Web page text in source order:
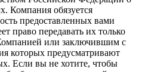
Компания обязуется
предоставленных вами
право передавать их только
или заключившим с
которых предусматривают
Если вы не хотите, чтобы